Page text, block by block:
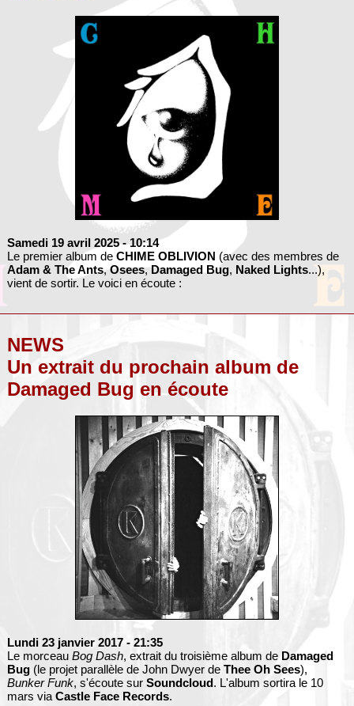
Samedi 19 avril 2025 - 10:14
Le premier album de CHIME OBLIVION (avec des membres de
Adam & The Ants,Osees,Damaged Bug, Naked Lights...),
vient de sortir. Le voici en écoute :
NEWS
Un extrait du prochain album de
Damaged Bug en écoute
Lundi 23 janvier 2017 - 21:35
Le morceau Bog Dash, extrait du troisième album de Damaged
Bug(le projet parallèle de John Dwyer de Thee Oh Sees),
Bunker Funk, s'écoute sur Soundcloud. L'album sortira le 10
mars viaCastle Face Records.